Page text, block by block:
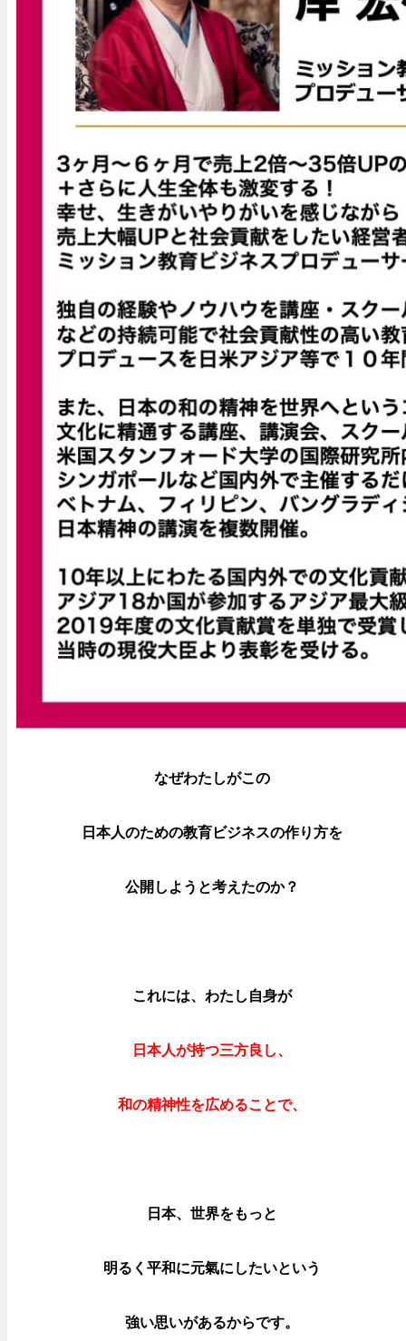
なぜわたしがこの
日本人のための教育ビジネスの作り方を
公開しようと考えたのか？
これには、わたし自身が
日本人が持つ三方良し、
和の精神性を広めることで、
日本、世界をもっと
明るく平和に元氣にしたいという
強い思いがあるからです。